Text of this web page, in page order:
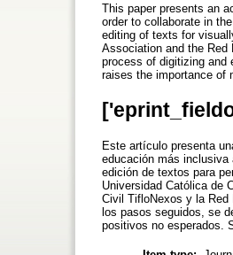
This paper presents an
order to collaborate in
editing of texts for
Association and the
process of digitizing and
raises the importance of
Este artículo presenta
educación más inclusiva
edición de textos para
Universidad Católica de
Civil TifloNexos y la Red
los pasos seguidos, se
positivos no esperados.